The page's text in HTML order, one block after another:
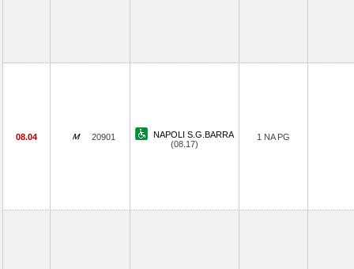
08.04 20901
NAPOLI S.G.BARRA
(08.17)
1 NA PG